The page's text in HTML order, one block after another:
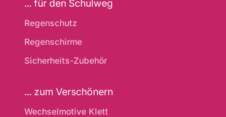
... für den Schulweg
Regenschutz
Regenschirme
Sicherheits-Zubehör
... zum Verschönern
Wechselmotive Klett